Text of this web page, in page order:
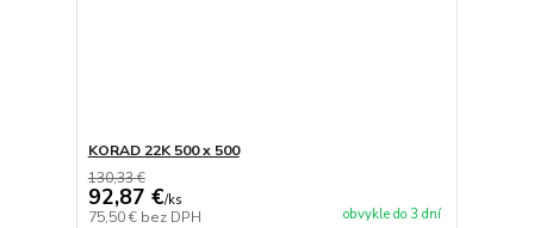
KORAD 22K 500 x 500
130,33 €
92,87 €/ks
75,50 € bez DPH obvykle do 3 dní